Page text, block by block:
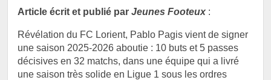
Article écrit et publié par Jeunes Footeux :
Révélation du FC Lorient, Pablo Pagis vient de signer
une saison 2025-2026 aboutie : 10 buts et 5 passes
décisives en 32 matchs, dans une équipe qui a livré
une saison très solide en Ligue 1 sous les ordres